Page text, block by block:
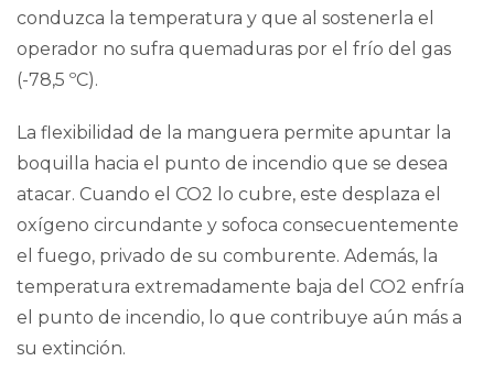
conduzca la temperatura y que al sostenerla el
operador no sufra quemaduras por el frío del gas
(-78,5 ºC).
La flexibilidad de la manguera permite apuntar la
boquilla hacia el punto de incendio que se desea
atacar. Cuando el CO2 lo cubre, este desplaza el
oxígeno circundante y sofoca consecuentemente
el fuego, privado de su comburente. Además, la
temperatura extremadamente baja del CO2 enfría
el punto de incendio, lo que contribuye aún más a
su extinción.